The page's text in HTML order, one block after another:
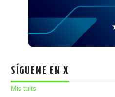
SÍGUEME EN X
Mis tuits